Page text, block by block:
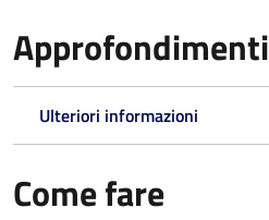
Approfondimenti
Ulteriori informazioni
Come fare